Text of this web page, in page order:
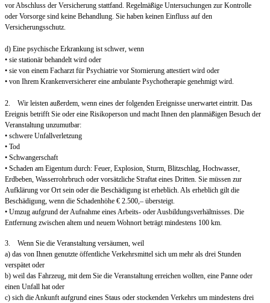
vor Abschluss der Versicherung stattfand. Regelmäßige Untersuchungen zur Kontrolle
oder Vorsorge sind keine Behandlung. Sie haben keinen Einfluss auf den
Versicherungsschutz.
d) Eine psychische Erkrankung ist schwer, wenn
• sie stationär behandelt wird oder
• sie von einem Facharzt für Psychiatrie vor Stornierung attestiert wird oder
• von Ihrem Krankenversicherer eine ambulante Psychotherapie genehmigt wird.
2. Wir leisten außerdem, wenn eines der folgenden Ereignisse unerwartet eintritt. Das
Ereignis betrifft Sie oder eine Risikoperson und macht Ihnen den planmäßigen Besuch der
Veranstaltung unzumutbar:
• schwere Unfallverletzung
• Tod
• Schwangerschaft
• Schaden am Eigentum durch: Feuer, Explosion, Sturm, Blitzschlag, Hochwasser,
Erdbeben, Wasserrohrbruch oder vorsätzliche Straftat eines Dritten. Sie müssen zur
Aufklärung vor Ort sein oder die Beschädigung ist erheblich. Als erheblich gilt die
Beschädigung, wenn die Schadenhöhe € 2.500,– übersteigt.
• Umzug aufgrund der Aufnahme eines Arbeits- oder Ausbildungsverhältnisses. Die
Entfernung zwischen altem und neuem Wohnort beträgt mindestens 100 km.
3. Wenn Sie die Veranstaltung versäumen, weil
a) das von Ihnen genutzte öffentliche Verkehrsmittel sich um mehr als drei Stunden
verspätet oder
b) weil das Fahrzeug, mit dem Sie die Veranstaltung erreichen wollten, eine Panne oder
einen Unfall hat oder
c) sich die Ankunft aufgrund eines Staus oder stockenden Verkehrs um mindestens drei